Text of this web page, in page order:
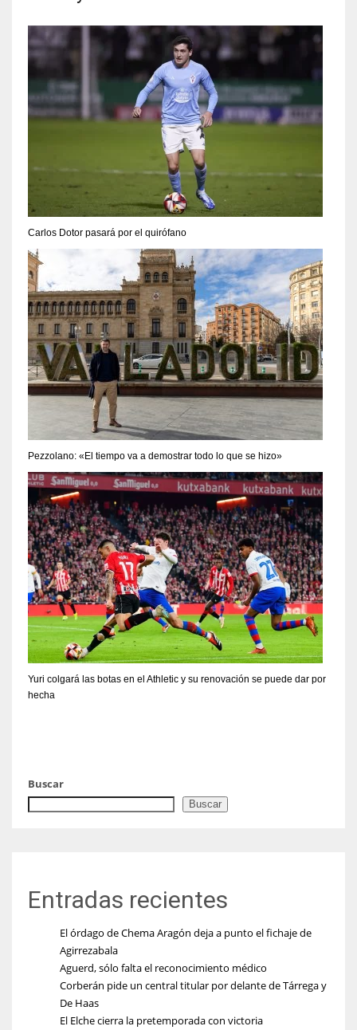
Carlos Dotor pasará por el quirófano
Pezzolano: «El tiempo va a demostrar todo lo que se hizo»
Yuri colgará las botas en el Athletic y su renovación se puede dar por
hecha
Buscar
Buscar
Entradas recientes
El órdago de Chema Aragón deja a punto el fichaje de
Agirrezabala
Aguerd, sólo falta el reconocimiento médico
Corberán pide un central titular por delante de Tárrega y
De Haas
El Elche cierra la pretemporada con victoria